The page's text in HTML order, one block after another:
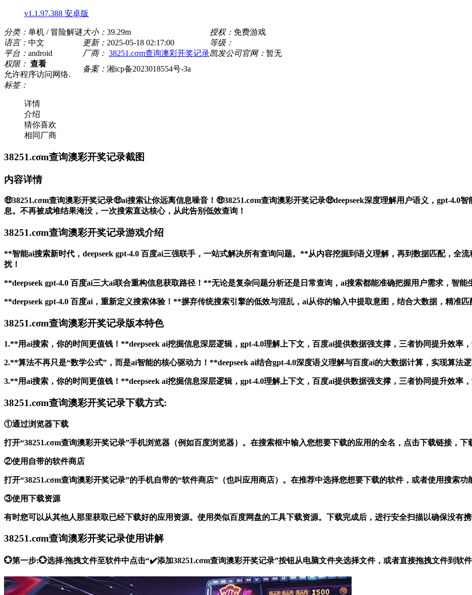
v1.1.97.388 安卓版
分类： 单机 / 冒险解谜大小： 39.29m 授权： 免费游戏
语言： 中文 更新： 2025-05-18 02:17:00
等级：
平台： android 厂商： 38251.cσm查询澳彩开奖记录凯发公司官网： 暂无
权限： 查看
允许程序访问网络.
备案： 湘icp备2023018554号-3a
标签：
详情
介绍
猜你喜欢
相同厂商
38251.cσm查询澳彩开奖记录截图
内容详情
🤑38251.cσm查询澳彩开奖记录🤑ai搜索让你远离信息噪音！🤑38251.cσm查询澳彩开奖记录🤑deepseek深度理解用户语义，gpt-4.0
息。不再被成堆结果淹没，一次搜索直达核心，从此告别低效查询！
38251.cσm查询澳彩开奖记录游戏介绍
**智能ai搜索新时代，deepseek gpt-4.0 百度ai三强联手，一站式解决所有查询问题。**从内容挖掘到语义理解，再到数据匹配，全
扰！
**deepseek gpt-4.0 百度ai三大ai联合重构信息获取路径！**无论是复杂问题分析还是日常查询，ai搜索都能准确把握用户需求，智能
**deepseek gpt-4.0 百度ai，重新定义搜索体验！**摒弃传统搜索引擎的低效与混乱，ai从你的输入中提取意图，结合大数据，精准
38251.cσm查询澳彩开奖记录版本特色
1.**用ai搜索，你的时间更值钱！**deepseek ai挖掘信息深层逻辑，gpt-4.0理解上下文，百度ai提供数据强支撑，三者协同提升效率
2.**算法不再只是“数学公式”，而是ai智能的核心驱动力！**deepseek ai结合gpt-4.0深度语义理解与百度ai的大数据计算，实现算法
3.**用ai搜索，你的时间更值钱！**deepseek ai挖掘信息深层逻辑，gpt-4.0理解上下文，百度ai提供数据强支撑，三者协同提升效率
38251.cσm查询澳彩开奖记录下载方式:
①通过浏览器下载
打开“38251.cσm查询澳彩开奖记录”手机浏览器（例如百度浏览器）。在搜索框中输入您想要下载的应用的全名，点击下载链接，下
②使用自带的软件商店
打开“38251.cσm查询澳彩开奖记录”的手机自带的“软件商店”（也叫应用商店）。在推荐中选择您想要下载的软件，或者使用搜索功
③使用下载资源
有时您可以从其他人那里获取已经下载好的应用资源。使用类似百度网盘的工具下载资源。下载完成后，进行安全扫描以确保没有携
38251.cσm查询澳彩开奖记录使用讲解
💮第一步:💮选择/拖拽文件至软件中点击“✔️添加38251.cσm查询澳彩开奖记录”按钮从电脑文件夹选择文件，或者直接拖拽文件到软件